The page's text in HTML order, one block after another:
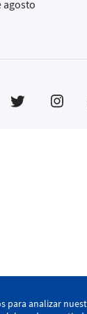
agosto
para analizar